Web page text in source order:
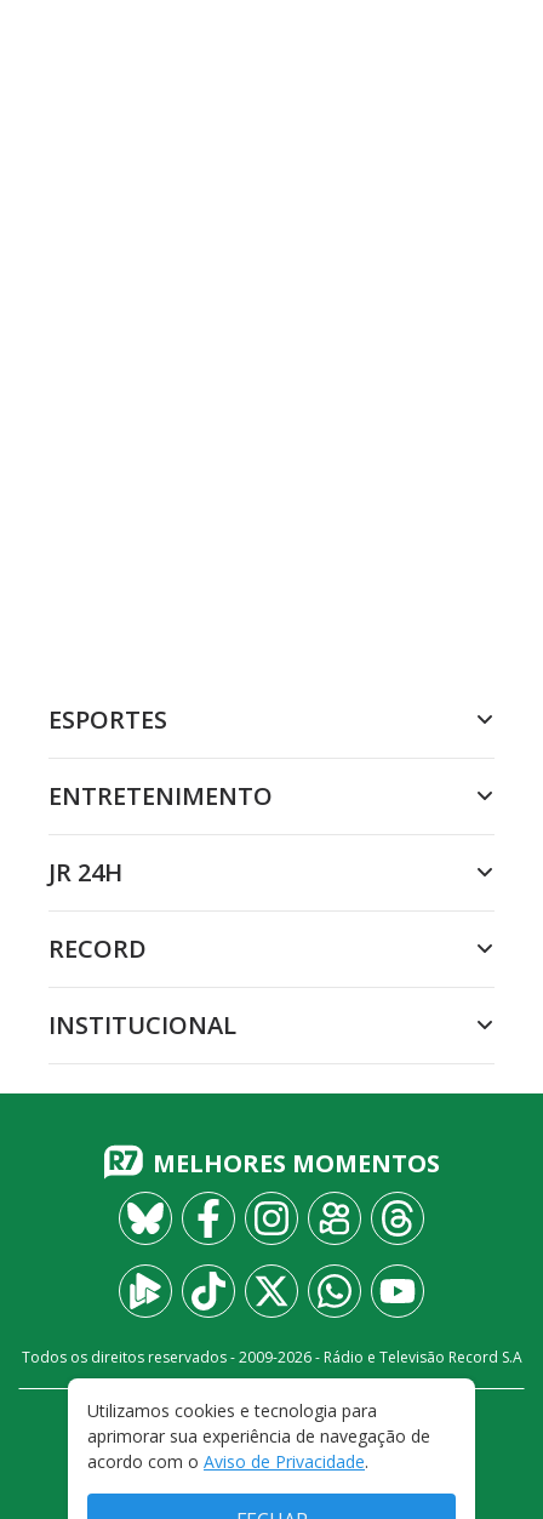
ESPORTES
ENTRETENIMENTO
JR 24H
RECORD
INSTITUCIONAL
MELHORES MOMENTOS
Todos os direitos reservados - 2009-2026- Rádio e Televisão Record S.A
FALE CONOSCO
PRIVACIDADE
TERMOS E CONDIÇÕES DE USO
Utilizamos cookies e tecnologia para
aprimorar sua experiência de navegação de
acordo com o Aviso de Privacidade.